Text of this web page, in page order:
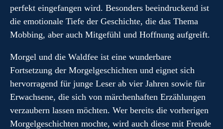
perfekt eingefangen wird. Besonders beeindruckend ist
die emotionale Tiefe der Geschichte, die das Thema
Mobbing, aber auch Mitgefühl und Hoffnung aufgreift.
Morgel und die Waldfee ist eine wunderbare
Fortsetzung der Morgelgeschichten und eignet sich
hervorragend für junge Leser ab vier Jahren sowie für
Erwachsene, die sich von märchenhaften Erzählungen
verzaubern lassen möchten. Wer bereits die vorherigen
Morgelgeschichten mochte, wird auch diese mit Freude